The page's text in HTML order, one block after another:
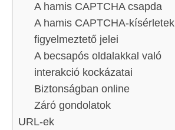
A hamis CAPTCHA csapda
A hamis CAPTCHA-kísérletek
figyelmeztető jelei
A becsapós oldalakkal való
interakció kockázatai
Biztonságban online
Záró gondolatok
URL-ek